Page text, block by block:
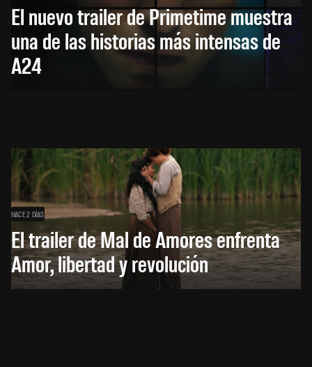
El nuevo trailer de Primetime muestra
una de las historias más intensas de
A24
HACE 2 DÍAS
El trailer de Mal de Amores enfrenta
Amor, libertad y revolución